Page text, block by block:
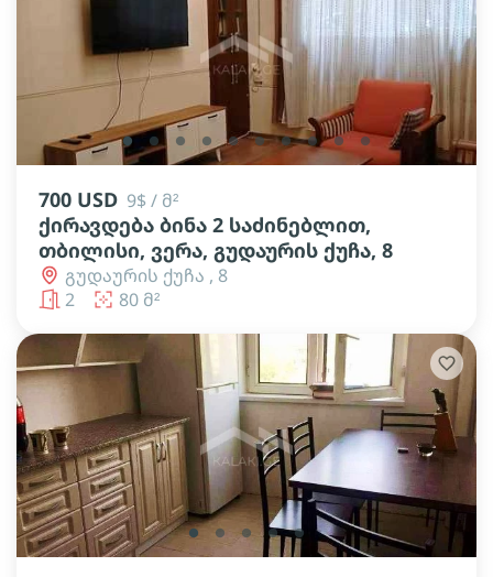
lens lens lens lens lens lens lens lens lens lens
700 USD 9$ / მ²
ქირავდება ბინა 2 საძინებლით,
თბილისი, ვერა, გუდაურის ქუჩა, 8
გუდაურის ქუჩა , 8
2
80 მ²
lens lens lens lens lens